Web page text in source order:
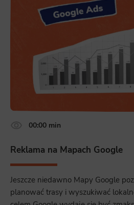
00:00 min
Reklama na Mapach Google
Jeszcze niedawno Mapy Google
planować trasy i wyszukiwać